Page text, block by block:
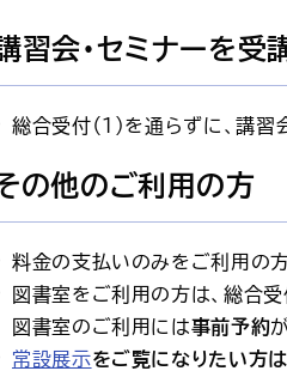
習会・セミナーを受
総合受付（1）を通らずに、講習
の他のご利用の方
料金の支払いのみをご利用の方
図書室をご利用の方は、総合
図書室のご利用には事前予約
常設展示をご覧になりたい方